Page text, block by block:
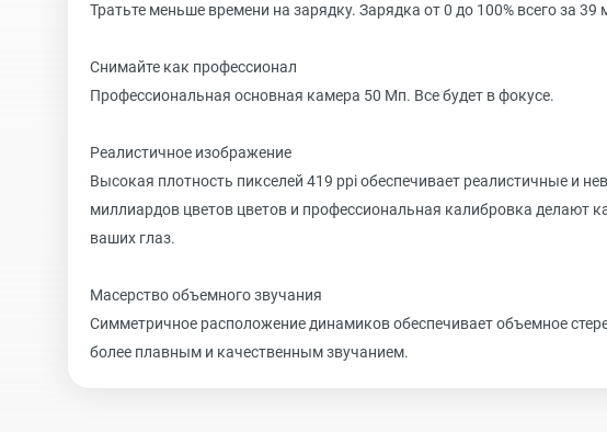
Тратьте меньше времени на зарядку. Зарядка от 0 до 100% всего за
Снимайте как профессионал
Профессиональная основная камера 50 Мп. Все будет в фокусе.
Реалистичное изображение
Высокая плотность пикселей 419 ppi обеспечивает реалистичные и
миллиардов цветов цветов и профессиональная калибровка делают
ваших глаз.
Масерство объемного звучания
Симметричное расположение динамиков обеспечивает объемное
более плавным и качественным звучанием.